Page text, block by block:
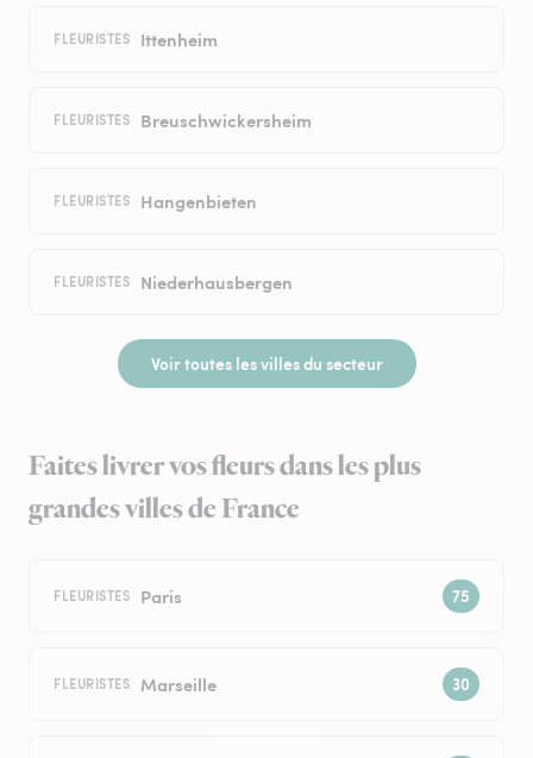
FLEURISTES Ittenheim
FLEURISTES Breuschwickersheim
FLEURISTES Hangenbieten
FLEURISTES Niederhausbergen
Voir toutes les villes du secteur
Faites livrer vos fleurs dans les plus
grandes villes de France
FLEURISTES Paris
FLEURISTES Marseille